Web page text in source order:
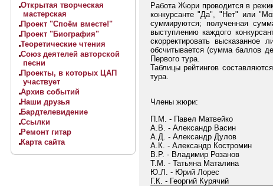
Открытая творческая
мастерская
Проект "Споём вместе!"
Проект "Биография"
Теоретические чтения
Союз деятелей авторской
песни
Проекты, в которых ЦАП
участвует
Архив событий
Наши друзья
Бардтелевидение
Ссылки
Ремонт гитар
Карта сайта
Работа Жюри проводится в
конкурсанте "Да", "Нет" или
суммируются; полученная
выступлению каждого
скорректировать
обсчитывается (сумма баллов
Первого тура.
Таблицы рейтингов
тура.
Члены жюри:
П.М. - Павел Матвейко
А.В. - Александр Васин
А.Д. - Александр Дулов
А.К. - Александр Костромин
В.Р. - Владимир Розанов
Т.М. - Татьяна Маталина
Ю.Л. - Юрий Лорес
Г.К. - Георгий Курячий